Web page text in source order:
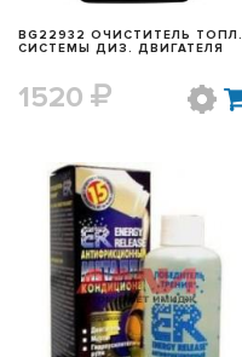
BG22932 ОЧИСТИТЕЛЬ ТОПЛ.
СИСТЕМЫ ДИЗ. ДВИГАТЕЛЯ
1520
БЫСТРЫЙ ПРОСМОТР